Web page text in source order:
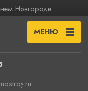
Новгороде
МЕНЮ